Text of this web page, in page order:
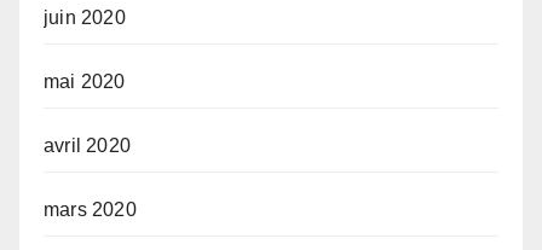
juin 2020
mai 2020
avril 2020
mars 2020